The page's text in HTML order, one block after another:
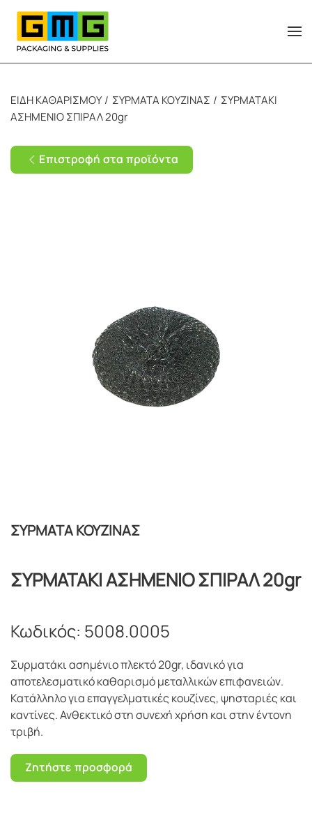
Skip to main content
ΕΙΔΗ ΚΑΘΑΡΙΣΜΟΥ ΣΥΡΜΑΤΑ ΚΟΥΖΙΝΑΣ
ΣΥΡΜΑΤΑΚΙ
ΑΣΗΜΕΝΙΟ ΣΠΙΡΑΛ 20gr
Επιστροφή στα προϊόντα
ΣΥΡΜΑΤΑ ΚΟΥΖΙΝΑΣ
ΣΥΡΜΑΤΑΚΙ ΑΣΗΜΕΝΙΟ ΣΠΙΡΑΛ 20gr
Κωδικός: 5008.0005
Συρματάκι ασημένιο πλεκτό 20gr, ιδανικό για
αποτελεσματικό καθαρισμό μεταλλικών επιφανειών.
Κατάλληλο για επαγγελματικές κουζίνες, ψησταριές και
καντίνες. Ανθεκτικό στη συνεχή χρήση και στην έντονη
τριβή.
Ζητήστε προσφορά